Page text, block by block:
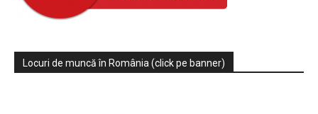
Locuri de muncă în România (click pe banner)